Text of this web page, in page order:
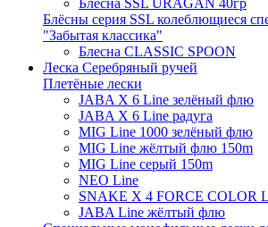
Блесна SSL URAGAN 40гр
Блёсны серия SSL колеблющиеся
"Забытая классика"
Блесна CLASSIC SPOON
Леска Серебряный ручей
Плетёные лески
JABA X 6 Line зелёный флю
JABA X 6 Line радуга
MIG Line 1000 зелёный флю
MIG Line жёлтый флю 150m
MIG Line серый 150m
NEO Line
SNAKE X 4 FORCE COLOR
JABA Line жёлтый флю